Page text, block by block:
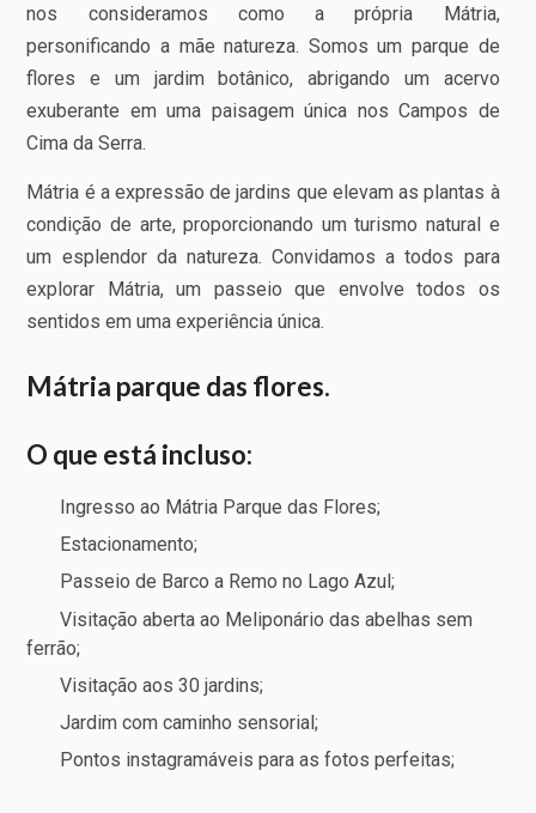
nos consideramos como a própria Mátria,
personificando a mãe natureza. Somos um parque de
flores e um jardim botânico, abrigando um acervo
exuberante em uma paisagem única nos Campos de
Cima da Serra.
Mátria é a expressão de jardins que elevam as plantas à
condição de arte, proporcionando um turismo natural e
um esplendor da natureza. Convidamos a todos para
explorar Mátria, um passeio que envolve todos os
sentidos em uma experiência única.
Mátria parque das flores.
O que está incluso:
Ingresso ao Mátria Parque das Flores;
Estacionamento;
Passeio de Barco a Remo no Lago Azul;
Visitação aberta ao Meliponário das abelhas sem
ferrão;
Visitação aos 30 jardins;
Jardim com caminho sensorial;
Pontos instagramáveis para as fotos perfeitas;